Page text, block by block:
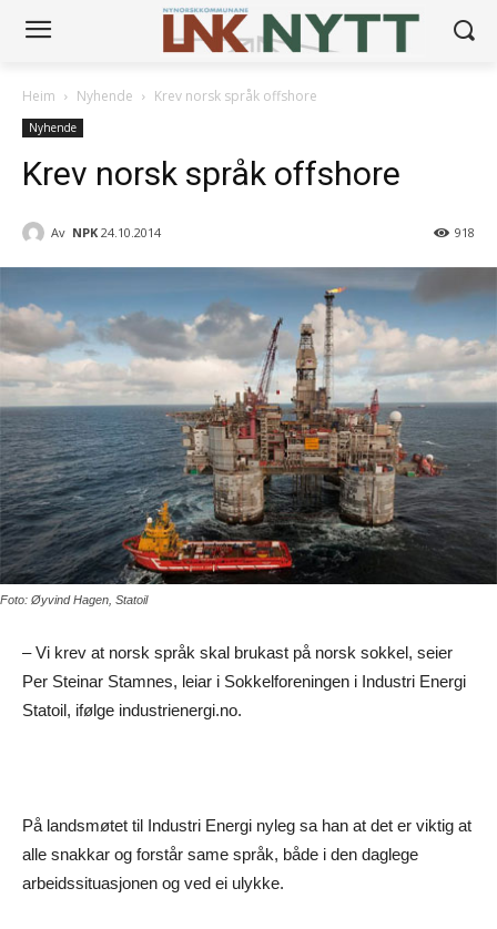
Heim Nyhende Krev norsk språk offshore
Nyhende
Krev norsk språk offshore
Av NPK 24.10.2014 918
Foto: Øyvind Hagen, Statoil
– Vi krev at norsk språk skal brukast på norsk sokkel, seier
Per Steinar Stamnes, leiar i Sokkelforeningen i Industri Energi
Statoil, ifølge industrienergi.no.
På landsmøtet til Industri Energi nyleg sa han at det er viktig at
alle snakkar og forstår same språk, både i den daglege
arbeidssituasjonen og ved ei ulykke.